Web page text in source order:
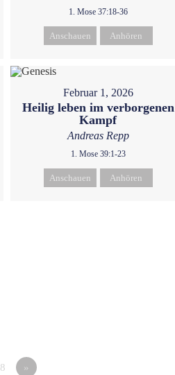
1. Mose 37:18-36
Anschauen Anhören
Februar 1, 2026
Heilig leben im verborgenen
Kampf
Andreas Repp
1. Mose 39:1-23
Anschauen Anhören
8 »